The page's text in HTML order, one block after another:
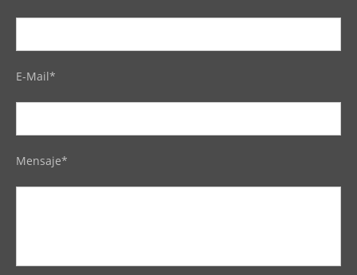
E-Mail*
Mensaje*